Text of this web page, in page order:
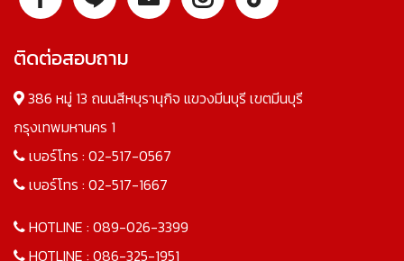
ติดต่อสอบถาม
386 หมู่ 13 ถนนสีหบุรานุกิจ แขวงมีนบุรี เขตมีนบุรี
กรุงเทพมหานคร 1
เบอร์โทร : 02-517-0567
เบอร์โทร : 02-517-1667
HOTLINE : 089-026-3399
HOTLINE : 086-325-1951